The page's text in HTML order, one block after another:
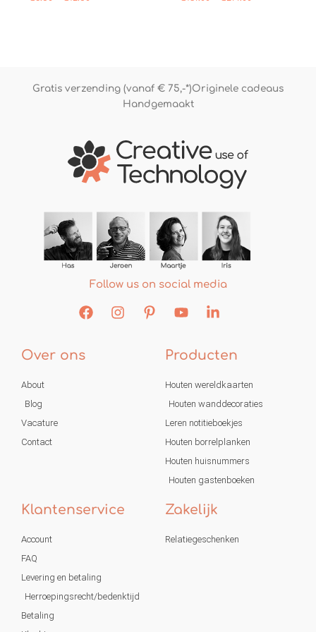
3.76
4.73
Gratis verzending (vanaf € 75,-*)Originele cadeaus
Handgemaakt
Follow us on social media
Over ons
About
Blog
Vacature
Contact
Producten
Houten wereldkaarten
Houten wanddecoraties
Leren notitieboekjes
Houten borrelplanken
Houten huisnummers
Houten gastenboeken
Klantenservice
Account
FAQ
Levering en betaling
Herroepingsrecht/bedenktijd
Betaling
Zakelijk
Relatiegeschenken